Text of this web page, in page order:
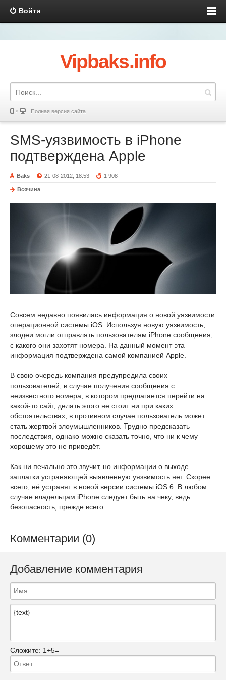
Войти
Vipbaks.info
Полная версия сайта
SMS-уязвимость в iPhone
подтверждена Apple
Baks 21-08-2012, 18:53 1 908
Всячина
Совсем недавно появилась информация о новой уязвимости
операционной системы iOS. Используя новую уязвимость,
злодеи могли отправлять пользователям iPhone сообщения,
с какого они захотят номера. На данный момент эта
информация подтверждена самой компанией Apple.
В свою очередь компания предупредила своих
пользователей, в случае получения сообщения с
неизвестного номера, в котором предлагается перейти на
какой-то сайт, делать этого не стоит ни при каких
обстоятельствах, в противном случае пользователь может
стать жертвой злоумышленников. Трудно предсказать
последствия, однако можно сказать точно, что ни к чему
хорошему это не приведёт.
Как ни печально это звучит, но информации о выходе
заплатки устраняющей выявленную уязвимость нет. Скорее
всего, её устранят в новой версии системы iOS 6. В любом
случае владельцам iPhone следует быть на чеку, ведь
безопасность, прежде всего.
Комментарии (0)
Добавление комментария
Сложите: 1+5=